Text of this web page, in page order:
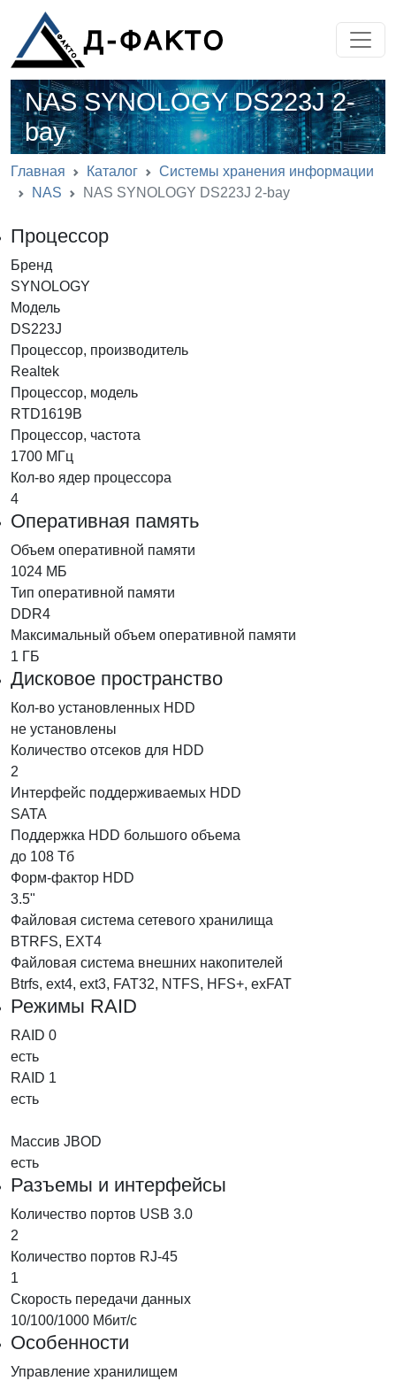
NAS SYNOLOGY DS223J 2-
bay
Главная Каталог
Системы хранения информации
NAS
NAS SYNOLOGY DS223J 2-bay
Процессор
Бренд
SYNOLOGY
Модель
DS223J
Процессор, производитель
Realtek
Процессор, модель
RTD1619B
Процессор, частота
1700 МГц
Кол-во ядер процессора
4
Оперативная память
Объем оперативной памяти
1024 МБ
Тип оперативной памяти
DDR4
Максимальный объем оперативной памяти
1 ГБ
Дисковое пространство
Кол-во установленных HDD
не установлены
Количество отсеков для HDD
2
Интерфейс поддерживаемых HDD
SATA
Поддержка HDD большого объема
до 108 Тб
Форм-фактор HDD
3.5"
Файловая система сетевого хранилища
BTRFS, EXT4
Файловая система внешних накопителей
Btrfs, ext4, ext3, FAT32, NTFS, HFS+, exFAT
Режимы RAID
RAID 0
есть
RAID 1
есть
Массив JBOD
есть
Разъемы и интерфейсы
Количество портов USB 3.0
2
Количество портов RJ-45
1
Скорость передачи данных
10/100/1000 Мбит/с
Особенности
Управление хранилищем